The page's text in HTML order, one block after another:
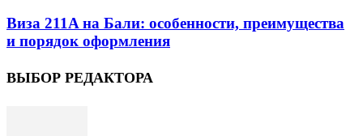
Виза 211A на Бали: особенности, преимущества
и порядок оформления
ВЫБОР РЕДАКТОРА